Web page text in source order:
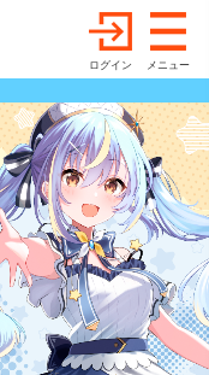
ログイン メニュー